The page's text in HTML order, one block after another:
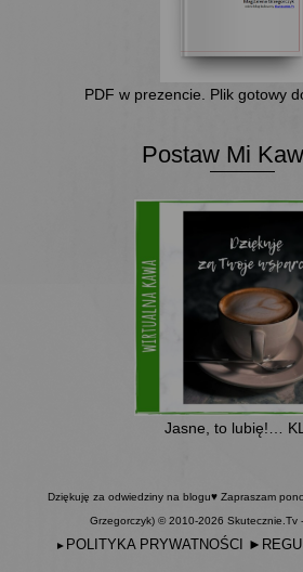
PDF w prezencie. Plik gotowy
Postaw Mi
Jasne, to lubię!…
Dziękuję za odwiedziny na blogu♥ Zapraszam
Grzegorczyk) © 2010-2026 Skutecznie.Tv
► POLITYKA PRYWATNOŚCI ►